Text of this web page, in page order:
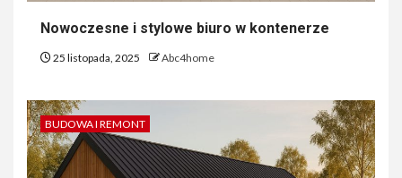
Nowoczesne i stylowe biuro w kontenerze
25 listopada, 2025 Abc4home
BUDOWA I REMONT